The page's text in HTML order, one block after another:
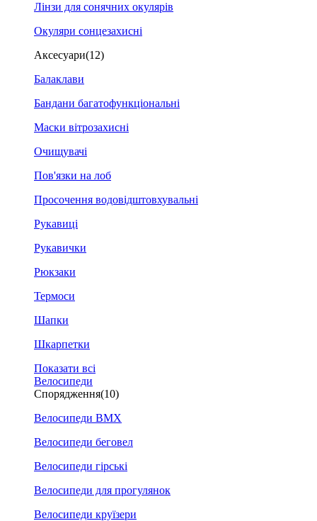
Лінзи для сонячних окулярів
Окуляри сонцезахисні
Аксесуари(12)
Балаклави
Бандани багатофункціональні
Маски вітрозахисні
Очищувачі
Пов'язки на лоб
Просочення водовідштовхувальні
Рукавиці
Рукавички
Рюкзаки
Термоси
Шапки
Шкарпетки
Показати всі
Велосипеди
Спорядження(10)
Велосипеди BMX
Велосипеди беговел
Велосипеди гірські
Велосипеди для прогулянок
Велосипеди круїзери